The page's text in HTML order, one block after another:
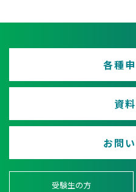
各種
資
お問
受験生の方